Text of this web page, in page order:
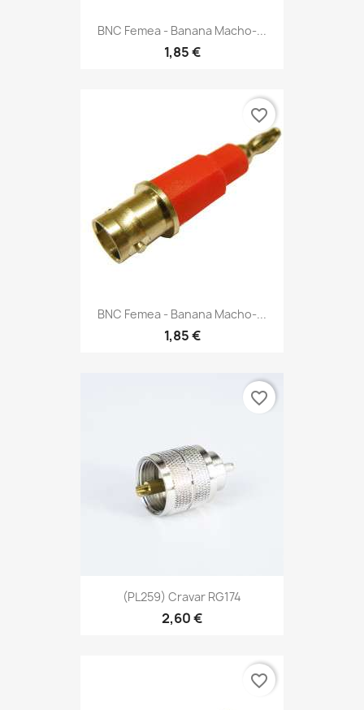
BNC Femea - Banana Macho-...
1,85 €
BNC Femea - Banana Macho-...
1,85 €
favorite_border
(PL259) Cravar RG174
2,60 €
favorite_border
favorite_border